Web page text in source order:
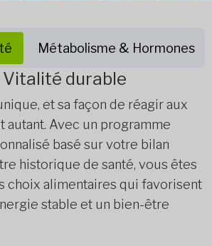
Métabolisme & Hormones
Vitalité durable
et sa façon de réagir aux
autant. Avec un programme
basé sur votre bilan
historique de santé, vous êtes
choix alimentaires qui favorisent
stable et un bien-être